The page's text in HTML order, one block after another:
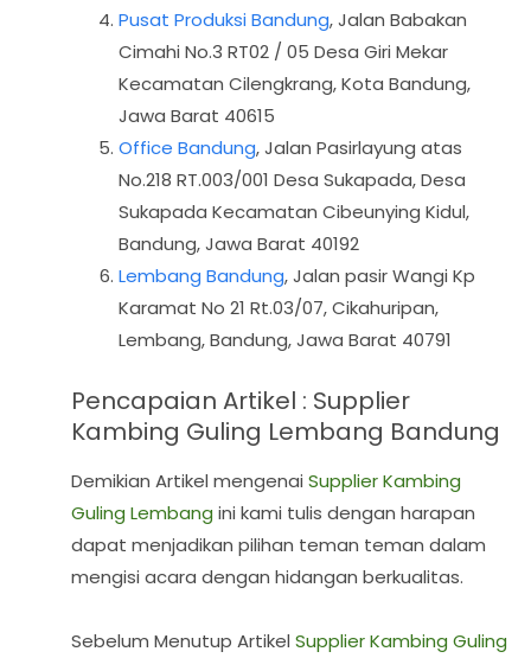
Pusat Produksi Bandung, Jalan Babakan
Cimahi No.3 RT02 / 05 Desa Giri Mekar
Kecamatan Cilengkrang, Kota Bandung,
Jawa Barat 40615
Office Bandung, Jalan Pasirlayung atas
No.218 RT.003/001 Desa Sukapada, Desa
Sukapada Kecamatan Cibeunying Kidul,
Bandung, Jawa Barat 40192
Lembang Bandung, Jalan pasir Wangi Kp
Karamat No 21 Rt.03/07, Cikahuripan,
Lembang, Bandung, Jawa Barat 40791
Pencapaian Artikel : Supplier
Kambing Guling Lembang Bandung
Demikian Artikel mengenai Supplier Kambing
Guling Lembang ini kami tulis dengan harapan
dapat menjadikan pilihan teman teman dalam
mengisi acara dengan hidangan berkualitas.
Sebelum Menutup Artikel Supplier Kambing Guling